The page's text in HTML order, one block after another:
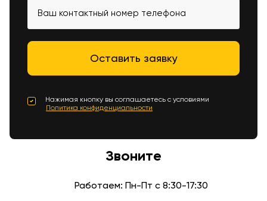
Нажимая кнопку вы соглашаетесь с условиями
Политика конфиденциальности
Звоните
Работаем: Пн-Пт с 8:30-17:30